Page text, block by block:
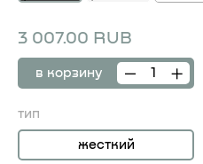
3 007.00 RUB
в корзину
тип
жесткий